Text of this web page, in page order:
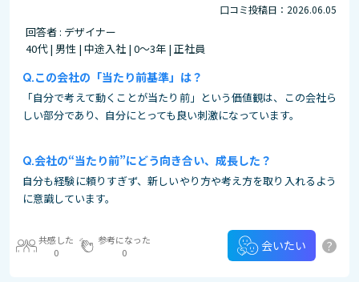
口コミ投稿日：2026.06.05
回答者 : デザイナー
40代 | 男性 | 中途入社 | 0～3年 | 正社員
この会社の「当たり前基準」は？
「自分で考えて動くことが当たり前」という価値観は、この会社ら
しい部分であり、自分にとっても良い刺激になっています。
会社の“当たり前”にどう向き合い、成長した？
自分も経験に頼りすぎず、新しいやり方や考え方を取り入れるよう
に意識しています。
共感した
0
参考になった
0
会いたい ?